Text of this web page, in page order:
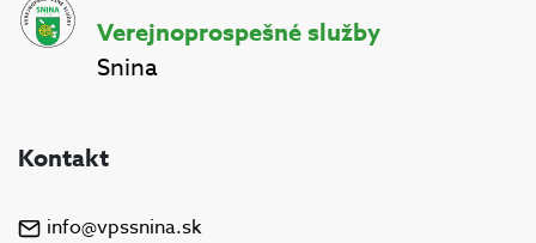
Verejnoprospešné služby
Snina
Kontakt
info@vpssnina.sk